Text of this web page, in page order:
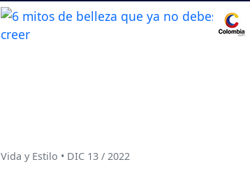
Vida y Estilo • DIC 13 / 2022